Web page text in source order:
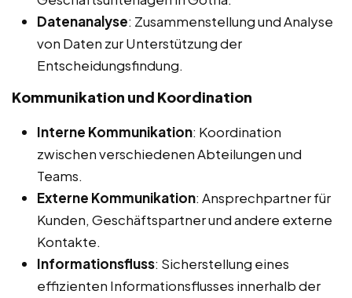
Datenanalyse: Zusammenstellung und Analyse
von Daten zur Unterstützung der
Entscheidungsfindung.
Kommunikation und Koordination
Interne Kommunikation: Koordination
zwischen verschiedenen Abteilungen und
Teams.
Externe Kommunikation: Ansprechpartner für
Kunden, Geschäftspartner und andere externe
Kontakte.
Informationsfluss: Sicherstellung eines
effizienten Informationsflusses innerhalb der